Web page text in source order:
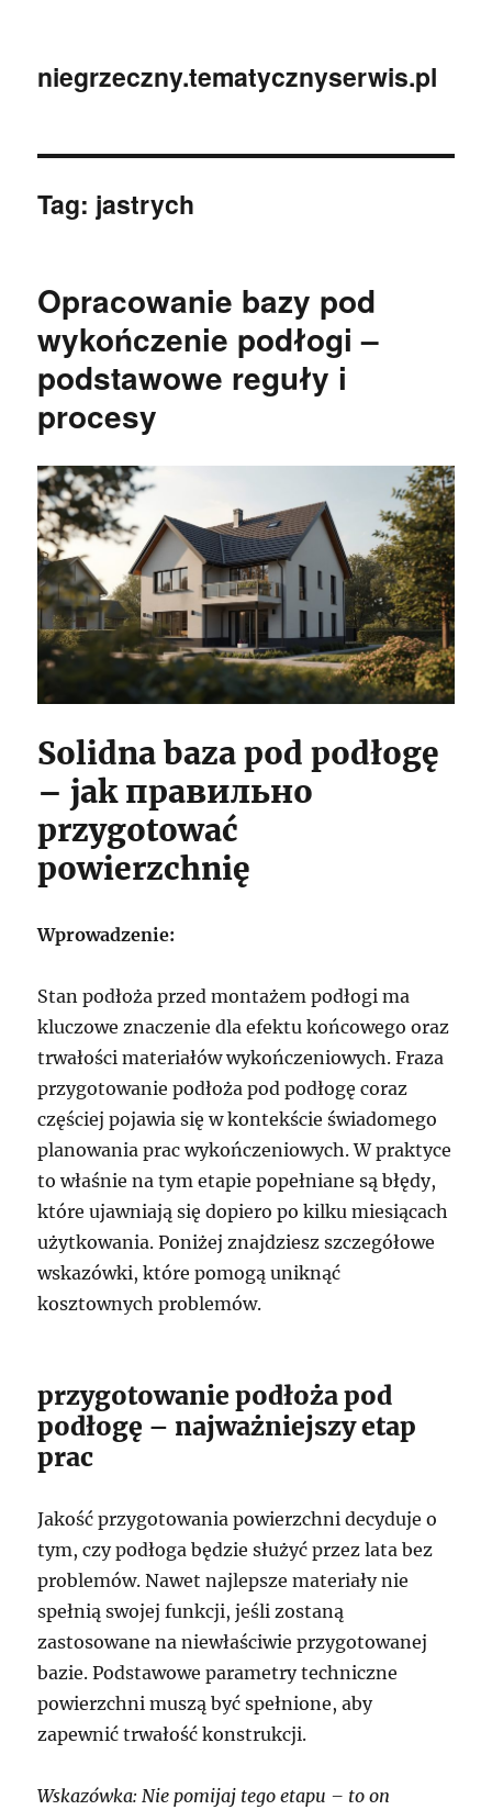
niegrzeczny.tematycznyserwis.pl
Tag: jastrych
Opracowanie bazy pod
wykończenie podłogi –
podstawowe reguły i
procesy
Solidna baza pod podłogę
– jak правильно
przygotować
powierzchnię
Wprowadzenie:
Stan podłoża przed montażem podłogi ma
kluczowe znaczenie dla efektu końcowego oraz
trwałości materiałów wykończeniowych. Fraza
przygotowanie podłoża pod podłogę coraz
częściej pojawia się w kontekście świadomego
planowania prac wykończeniowych. W praktyce
to właśnie na tym etapie popełniane są błędy,
które ujawniają się dopiero po kilku miesiącach
użytkowania. Poniżej znajdziesz szczegółowe
wskazówki, które pomogą uniknąć
kosztownych problemów.
przygotowanie podłoża pod
podłogę – najważniejszy etap
prac
Jakość przygotowania powierzchni decyduje o
tym, czy podłoga będzie służyć przez lata bez
problemów. Nawet najlepsze materiały nie
spełnią swojej funkcji, jeśli zostaną
zastosowane na niewłaściwie przygotowanej
bazie. Podstawowe parametry techniczne
powierzchni muszą być spełnione, aby
zapewnić trwałość konstrukcji.
Wskazówka: Nie pomijaj tego etapu – to on